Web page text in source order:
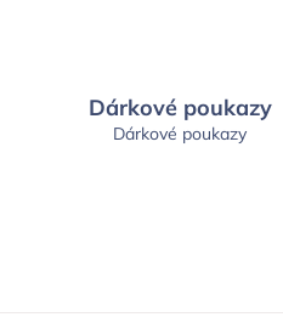
Dárkové poukazy
Dárkové poukazy